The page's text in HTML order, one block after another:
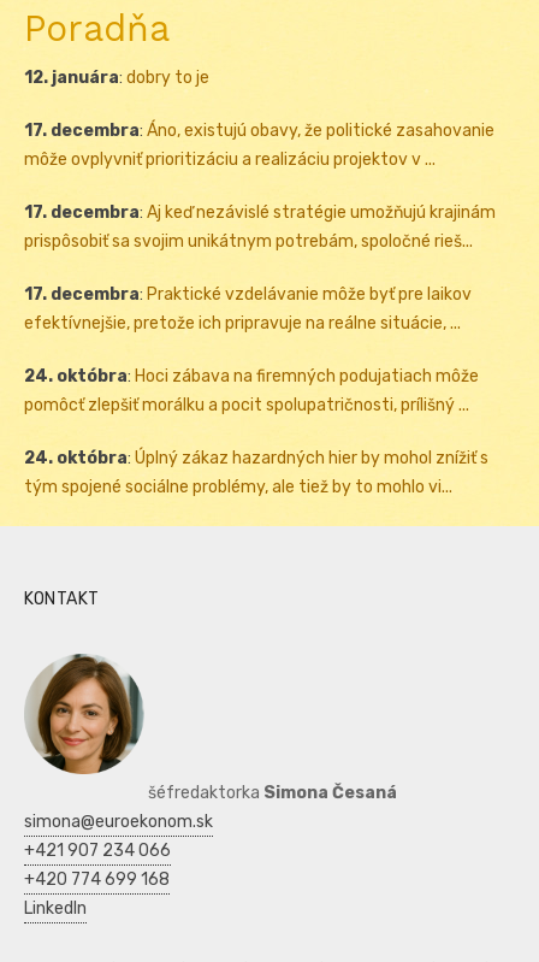
Poradňa
12. januára: dobry to je
17. decembra: Áno, existujú obavy, že politické zasahovanie
môže ovplyvniť prioritizáciu a realizáciu projektov v ...
17. decembra: Aj keď nezávislé stratégie umožňujú krajinám
prispôsobiť sa svojim unikátnym potrebám, spoločné rieš...
17. decembra: Praktické vzdelávanie môže byť pre laikov
efektívnejšie, pretože ich pripravuje na reálne situácie, ...
24. októbra: Hoci zábava na firemných podujatiach môže
pomôcť zlepšiť morálku a pocit spolupatričnosti, prílišný ...
24. októbra: Úplný zákaz hazardných hier by mohol znížiť s
tým spojené sociálne problémy, ale tiež by to mohlo vi...
KONTAKT
šéfredaktorka Simona Česaná
simona@euroekonom.sk
+421 907 234 066
+420 774 699 168
LinkedIn